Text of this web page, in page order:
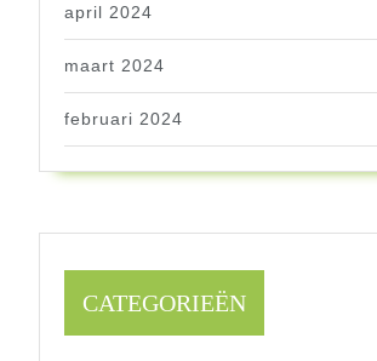
april 2024
maart 2024
februari 2024
CATEGORIEËN